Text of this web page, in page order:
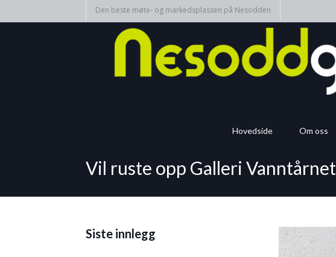
Den beste møte- og markedsplassen på Nesodden
Hovedside Om oss
Vil ruste opp Galleri Vanntårnet
Siste innlegg